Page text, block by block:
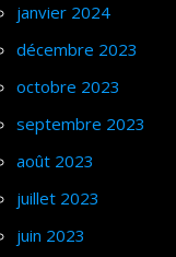
janvier 2024
décembre 2023
octobre 2023
septembre 2023
août 2023
juillet 2023
juin 2023